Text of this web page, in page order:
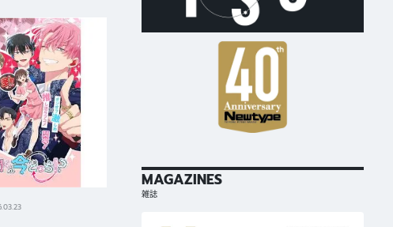
MAGAZINES
雑誌